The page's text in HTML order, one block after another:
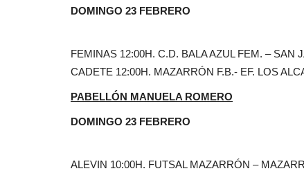
DOMINGO 23 FEBRERO
FEMINAS 12:00H. C.D. BALA AZUL FEM. – SAN
CADETE 12:00H. MAZARRÓN F.B.- EF. LOS
PABELLÓN MANUELA ROMERO
DOMINGO 23 FEBRERO
ALEVIN 10:00H. FUTSAL MAZARRÓN –